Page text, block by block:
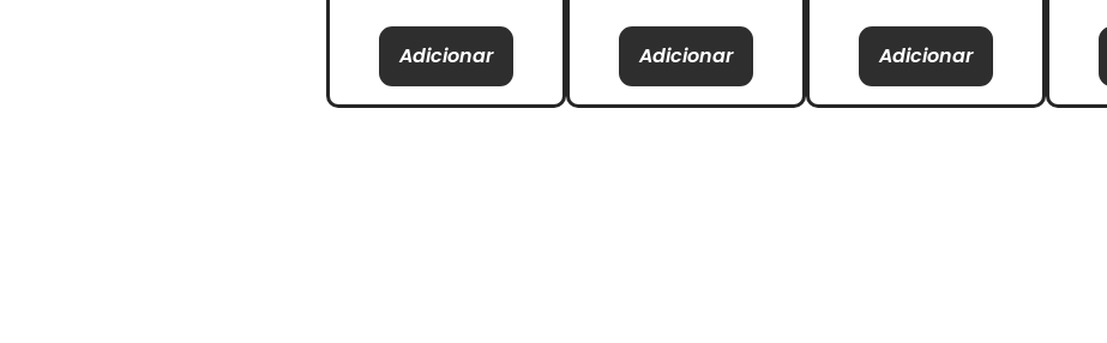
Adicionar Adicionar Adicionar